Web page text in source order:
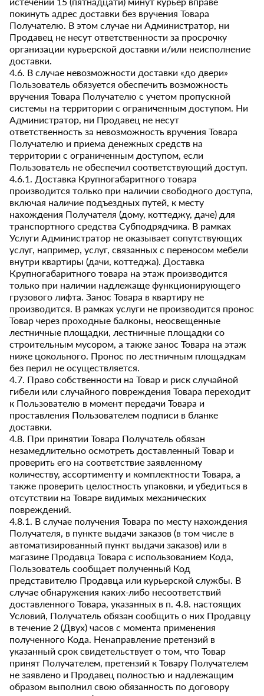
покинуть адрес доставки без вручения Товара
Получателю. В этом случае ни Администратор, ни
Продавец не несут ответственности за просрочку
организации курьерской доставки и/или неисполнение
доставки.
4.6. В случае невозможности доставки «до двери»
Пользователь обязуется обеспечить возможность
вручения Товара Получателю с учетом пропускной
системы на территории с ограниченным доступом. Ни
Администратор, ни Продавец не несут
ответственность за невозможность вручения Товара
Получателю и приема денежных средств на
территории с ограниченным доступом, если
Пользователь не обеспечил соответствующий доступ.
4.6.1. Доставка Крупногабаритного товара
производится только при наличии свободного доступа,
включая наличие подъездных путей, к месту
нахождения Получателя (дому, коттеджу, даче) для
транспортного средства Субподрядчика. В рамках
Услуги Администратор не оказывает сопутствующих
услуг, например, услуг, связанных с переносом мебели
внутри квартиры (дачи, коттеджа). Доставка
Крупногабаритного товара на этаж производится
только при наличии надлежаще функционирующего
грузового лифта. Занос Товара в квартиру не
производится. В рамках услуги не производится пронос
Товар через проходные балконы, неосвещенные
лестничные площадки, лестничные площадки со
строительным мусором, а также занос Товара на этаж
ниже цокольного. Пронос по лестничным площадкам
без перил не осуществляется.
4.7. Право собственности на Товар и риск случайной
гибели или случайного повреждения Товара переходит
к Пользователю в момент передачи Товара и
проставления Пользователем подписи в бланке
доставки.
4.8. При принятии Товара Получатель обязан
незамедлительно осмотреть доставленный Товар и
проверить его на соответствие заявленному
количеству, ассортименту и комплектности Товара, а
также проверить целостность упаковки, и убедиться в
отсутствии на Товаре видимых механических
повреждений.
4.8.1. В случае получения Товара по месту нахождения
Получателя, в пункте выдачи заказов (в том числе в
автоматизированный пункт выдачи заказов) или в
магазине Продавца Товара с использованием Кода,
Пользователь сообщает полученный Код
представителю Продавца или курьерской службы. В
случае обнаружения каких-либо несоответствий
доставленного Товара, указанных в п. 4.8. настоящих
Условий, Получатель обязан сообщить о них Продавцу
в течение 2 (Двух) часов с момента применения
полученного Кода. Ненаправление претензий в
указанный срок свидетельствует о том, что Товар
принят Получателем, претензий к Товару Получателем
не заявлено и Продавец полностью и надлежащим
образом выполнил свою обязанность по договору